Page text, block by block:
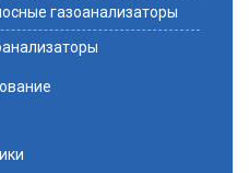
газоанализаторы